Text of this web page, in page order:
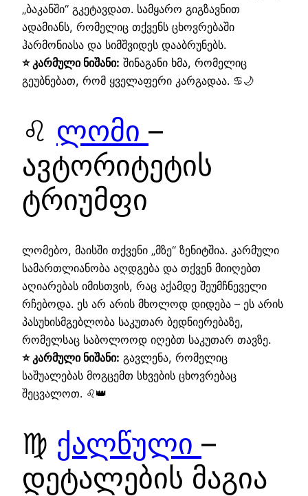
„ბაკანში“ გკეტავდათ. სამყარო გიგზავნით
ადამიანს, რომელიც თქვენს ცხოვრებაში
ჰარმონიასა და სიმშვიდეს დააბრუნებს.
⭐ კარმული ნიშანი: შინაგანი ხმა, რომელიც
გეუბნებათ, რომ ყველაფერი კარგადაა. ♋🌙
♌ ლომი –
ავტორიტეტის
ტრიუმფი
ლომებო, მაისში თქვენი „მზე“ ზენიტშია. კარმული
სამართლიანობა აღდგება და თქვენ მიიღებთ
აღიარებას იმისთვის, რაც აქამდე შეუმჩნეველი
რჩებოდა. ეს არ არის მხოლოდ დიდება – ეს არის
პასუხისმგებლობა საკუთარ ბედნიერებაზე,
რომელსაც საბოლოოდ იღებთ საკუთარ თავზე.
⭐ კარმული ნიშანი: გავლენა, რომელიც
საშუალებას მოგცემთ სხვების ცხოვრებაც
შეცვალოთ. ♌👑
♍ ქალწული –
დეტალების მაგია